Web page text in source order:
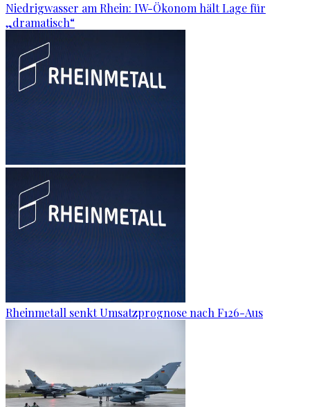
Niedrigwasser am Rhein: IW-Ökonom hält Lage für
„dramatisch“
Rheinmetall senkt Umsatzprognose nach F126-Aus